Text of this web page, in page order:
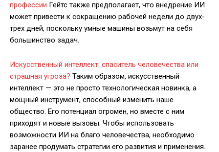
профессии Гейтс также предполагает, что внедрение ИИ
может привести к сокращению рабочей недели до двух-
трех дней, поскольку умные машины возьмут на себя
большинство задач. ​
Искусственный интеллект: спаситель человечества или
страшная угроза? Таким образом, искусственный
интеллект — это не просто технологическая новинка, а
мощный инструмент, способный изменить наше
общество. Его потенциал огромен, но вместе с ним
приходят и новые вызовы. Чтобы использовать
возможности ИИ на благо человечества, необходимо
заранее продумать стратегии его развития и применения.